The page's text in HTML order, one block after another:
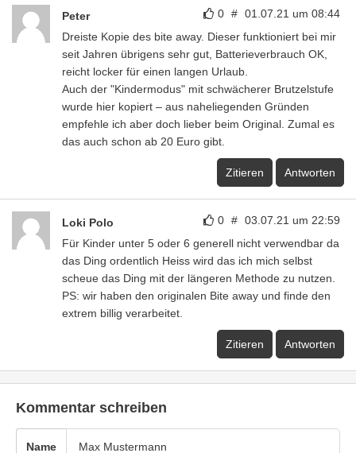
0 # 01.07.21 um 08:44
Peter
Dreiste Kopie des bite away. Dieser funktioniert bei mir
seit Jahren übrigens sehr gut, Batterieverbrauch OK,
reicht locker für einen langen Urlaub.
Auch der "Kindermodus" mit schwächerer Brutzelstufe
wurde hier kopiert – aus naheliegenden Gründen
empfehle ich aber doch lieber beim Original. Zumal es
das auch schon ab 20 Euro gibt.
Zitieren Antworten
0 # 03.07.21 um 22:59
Loki Polo
Für Kinder unter 5 oder 6 generell nicht verwendbar da
das Ding ordentlich Heiss wird das ich mich selbst
scheue das Ding mit der längeren Methode zu nutzen.
PS: wir haben den originalen Bite away und finde den
extrem billig verarbeitet.
Zitieren Antworten
Kommentar schreiben
Name